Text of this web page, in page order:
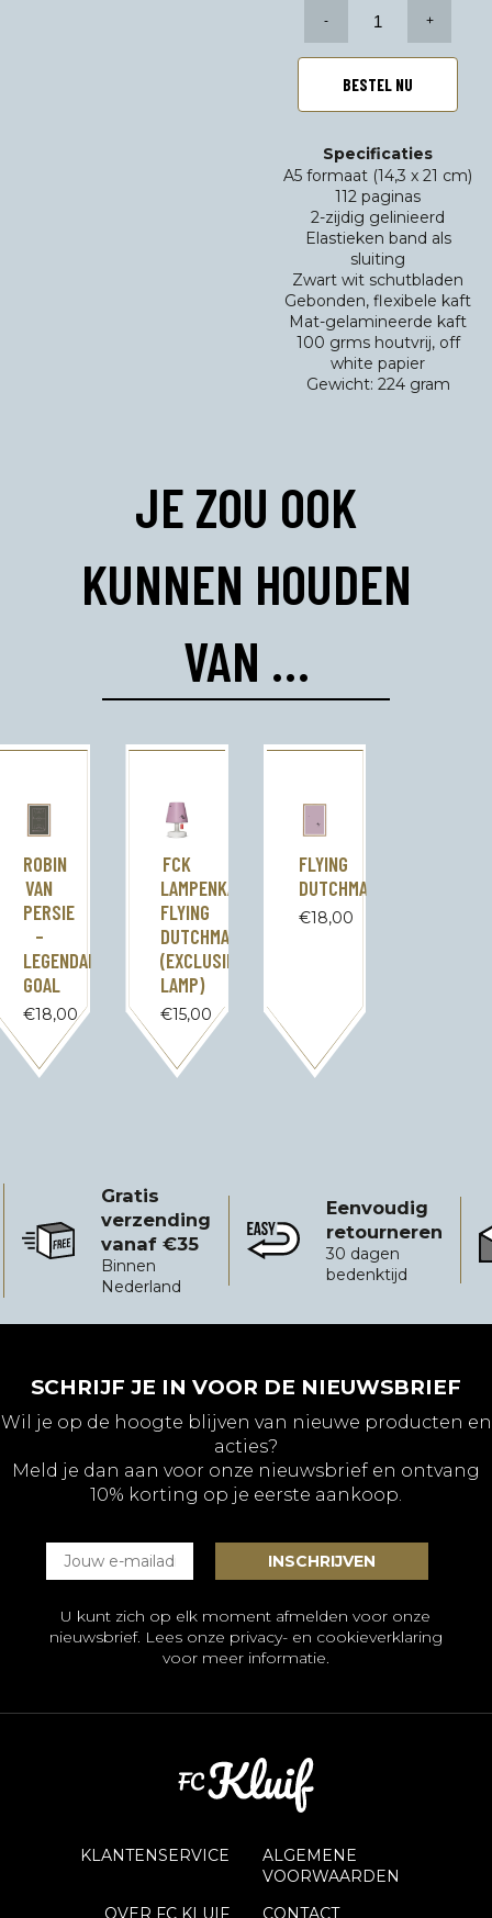
The
Flying
aantal
BESTEL NU
Specificaties
A5 formaat (14,3 x 21 cm)
112 paginas
2-zijdig gelinieerd
Elastieken band als
sluiting
Zwart wit schutbladen
Gebonden, flexibele kaft
Mat-gelamineerde kaft
100 grms houtvrij, off
white papier
Gewicht: 224 gram
JE ZOU OOK
KUNNEN HOUDEN
VAN …
ROBIN
VAN
PERSIE
–
LEGENDARY
GOAL
€18,00
FCK
LAMPENKAP
FLYING
DUTCHMAN
(EXCLUSIEF
LAMP)
€15,00
FLYING
DUTCHMAN
€18,00
Gratis
verzending
vanaf €35
Binnen
Nederland
Gratis verzending vanaf €35
Eenvoudig
retourneren
30 dagen
bedenktijd
Eenvoudig retourneren
SCHRIJF JE IN VOOR DE NIEUWSBRIEF
Wil je op de hoogte blijven van nieuwe producten en
acties?
Meld je dan aan voor onze nieuwsbrief en ontvang
10% korting op je eerste aankoop.
U kunt zich op elk moment afmelden voor onze
nieuwsbrief. Lees onze privacy- en cookieverklaring
voor meer informatie.
KLANTENSERVICE
ALGEMENE
VOORWAARDEN
OVER FC KLUIF
CONTACT